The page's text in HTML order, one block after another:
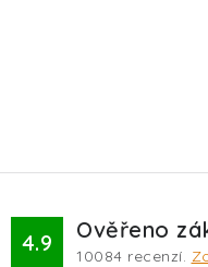
4.9 Ověřeno
10084 recenzí.